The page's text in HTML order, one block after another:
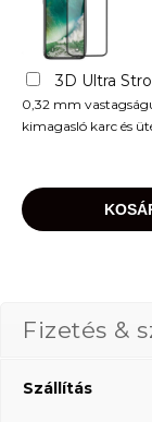
3D Ultra
0,32 mm
kimagasló karc és
Fizetés &
Szállítás